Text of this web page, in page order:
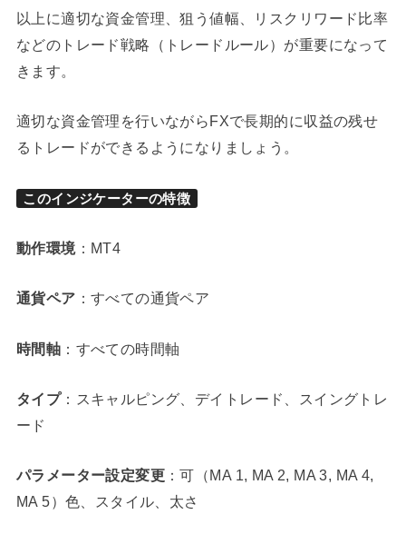
以上に適切な資金管理、狙う値幅、リスクリワード比率
などのトレード戦略（トレードルール）が重要になって
きます。
適切な資金管理を行いながらFXで長期的に収益の残せ
るトレードができるようになりましょう。
このインジケーターの特徴
動作環境：MT4
通貨ペア ：すべての通貨ペア
時間軸 ：すべての時間軸
タイプ：スキャルピング、デイトレード、スイングトレ
ード
パラメーター設定変更 ：可（MA 1, MA 2, MA 3, MA 4,
MA 5）色、スタイル、太さ